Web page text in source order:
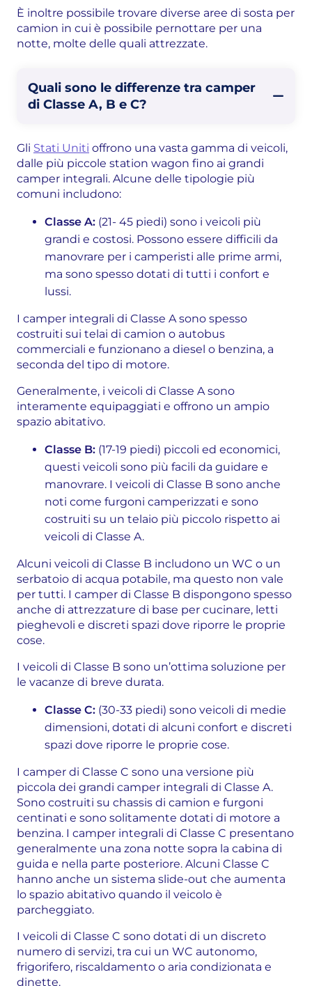
È inoltre possibile trovare diverse aree di sosta per
camion in cui è possibile pernottare per una
notte, molte delle quali attrezzate.
Quali sono le differenze tra camper
di Classe A, B e C?
Gli Stati Uniti offrono una vasta gamma di veicoli,
dalle più piccole station wagon fino ai grandi
camper integrali. Alcune delle tipologie più
comuni includono:
Classe A: (21- 45 piedi) sono i veicoli più
grandi e costosi. Possono essere difficili da
manovrare per i camperisti alle prime armi,
ma sono spesso dotati di tutti i confort e
lussi.
I camper integrali di Classe A sono spesso
costruiti sui telai di camion o autobus
commerciali e funzionano a diesel o benzina, a
seconda del tipo di motore.
Generalmente, i veicoli di Classe A sono
interamente equipaggiati e offrono un ampio
spazio abitativo.
Classe B: (17-19 piedi) piccoli ed economici,
questi veicoli sono più facili da guidare e
manovrare. I veicoli di Classe B sono anche
noti come furgoni camperizzati e sono
costruiti su un telaio più piccolo rispetto ai
veicoli di Classe A.
Alcuni veicoli di Classe B includono un WC o un
serbatoio di acqua potabile, ma questo non vale
per tutti. I camper di Classe B dispongono spesso
anche di attrezzature di base per cucinare, letti
pieghevoli e discreti spazi dove riporre le proprie
cose.
I veicoli di Classe B sono un’ottima soluzione per
le vacanze di breve durata.
Classe C: (30-33 piedi) sono veicoli di medie
dimensioni, dotati di alcuni confort e discreti
spazi dove riporre le proprie cose.
I camper di Classe C sono una versione più
piccola dei grandi camper integrali di Classe A.
Sono costruiti su chassis di camion e furgoni
centinati e sono solitamente dotati di motore a
benzina. I camper integrali di Classe C presentano
generalmente una zona notte sopra la cabina di
guida e nella parte posteriore. Alcuni Classe C
hanno anche un sistema slide-out che aumenta
lo spazio abitativo quando il veicolo è
parcheggiato.
I veicoli di Classe C sono dotati di un discreto
numero di servizi, tra cui un WC autonomo,
frigorifero, riscaldamento o aria condizionata e
dinette.